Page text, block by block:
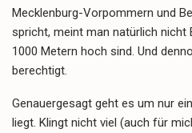
Mecklenburg-Vorpommern und
spricht, meint man natürlich nicht
1000 Metern hoch sind. Und
berechtigt.
Genauergesagt geht es um nur
liegt. Klingt nicht viel (auch für